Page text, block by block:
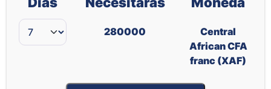
280000
Central
African CFA
franc (XAF)